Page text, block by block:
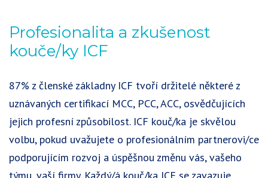
Profesionalita a zkušenost
kouče/ky ICF
87% z členské základny ICF tvoří držitelé některé z
uznávaných certifikací MCC, PCC, ACC, osvědčujících
jejich profesní způsobilost. ICF kouč/ka je skvělou
volbu, pokud uvažujete o profesionálním partnerovi/ce
podporujícím rozvoj a úspěšnou změnu vás, vašeho